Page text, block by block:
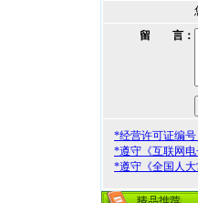
留 言：
*经营许可证编号
*遵守《互联网电
*遵守《全国人大